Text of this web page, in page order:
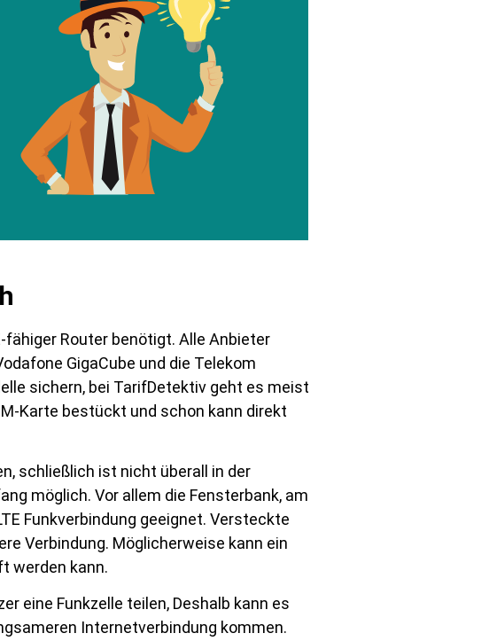
fähiger Router benötigt. Alle Anbieter
GigaCube und die Telekom
sichern, bei TarifDetektiv geht es meist
Karte bestückt und schon kann direkt
schließlich ist nicht überall in der
möglich. Vor allem die Fensterbank, am
Funkverbindung geeignet. Versteckte
Verbindung. Möglicherweise kann ein
werden kann.
eine Funkzelle teilen, Deshalb kann es
Internetverbindung kommen.